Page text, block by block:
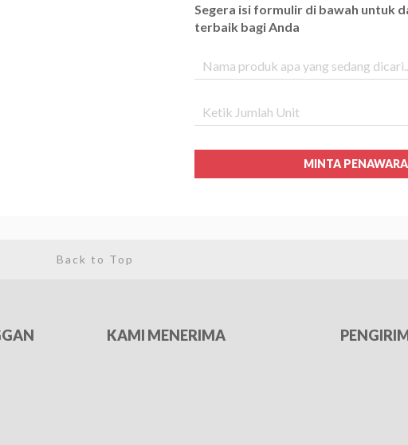
Segera isi formulir di bawah untuk
terbaik bagi Anda
MINTA
Back to Top
KAMI MENERIMA